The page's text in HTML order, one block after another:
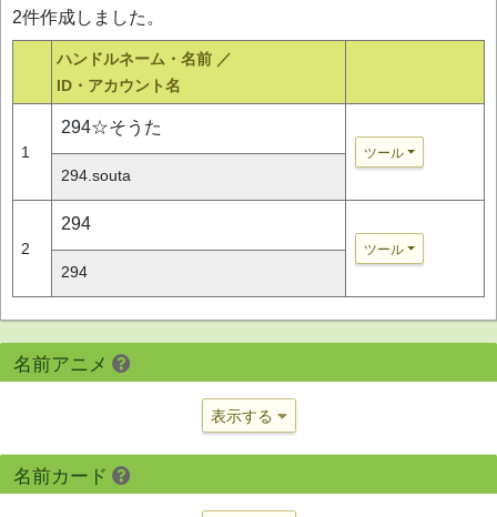
2件作成しました。
ハンドルネーム・名前 ／
ID・アカウント名
1
294☆そうた
ツール
294.souta
2
294
ツール
294
名前アニメ
表示する
名前カード